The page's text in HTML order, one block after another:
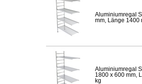
Aluminiumregal
mm, Länge 1400
Aluminiumregal
1800 x 600 mm,
kg